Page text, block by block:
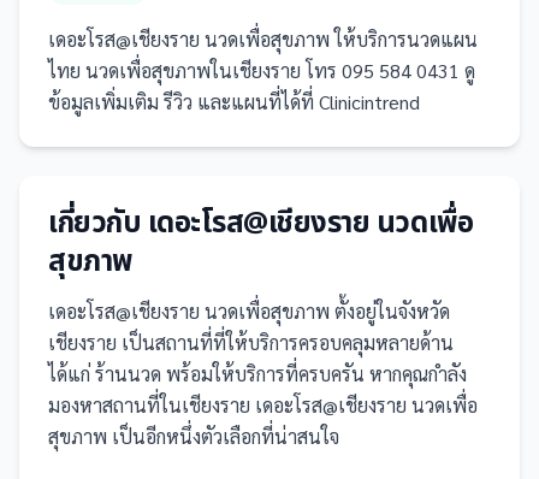
เดอะโรส@เชียงราย นวดเพื่อสุขภาพ ให้บริการนวดแผน
ไทย นวดเพื่อสุขภาพในเชียงราย โทร 095 584 0431 ดู
ข้อมูลเพิ่มเติม รีวิว และแผนที่ได้ที่ Clinicintrend
เกี่ยวกับ เดอะโรส@เชียงราย นวดเพื่อ
สุขภาพ
เดอะโรส@เชียงราย นวดเพื่อสุขภาพ ตั้งอยู่ในจังหวัด
เชียงราย เป็นสถานที่ที่ให้บริการครอบคลุมหลายด้าน
ได้แก่ ร้านนวด พร้อมให้บริการที่ครบครัน หากคุณกำลัง
มองหาสถานที่ในเชียงราย เดอะโรส@เชียงราย นวดเพื่อ
สุขภาพ เป็นอีกหนึ่งตัวเลือกที่น่าสนใจ